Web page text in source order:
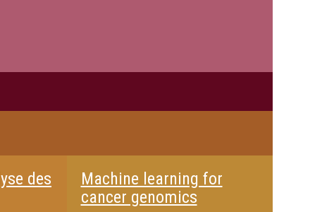
des
Machine learning for
cancer genomics